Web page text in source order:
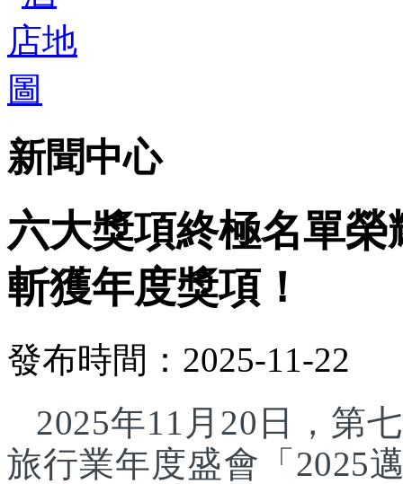
新聞中心
六大獎項終極名單
斬獲年度獎項！
發布時間：2025-11-22
2025年11月20日，第
旅行業年度盛會「2025